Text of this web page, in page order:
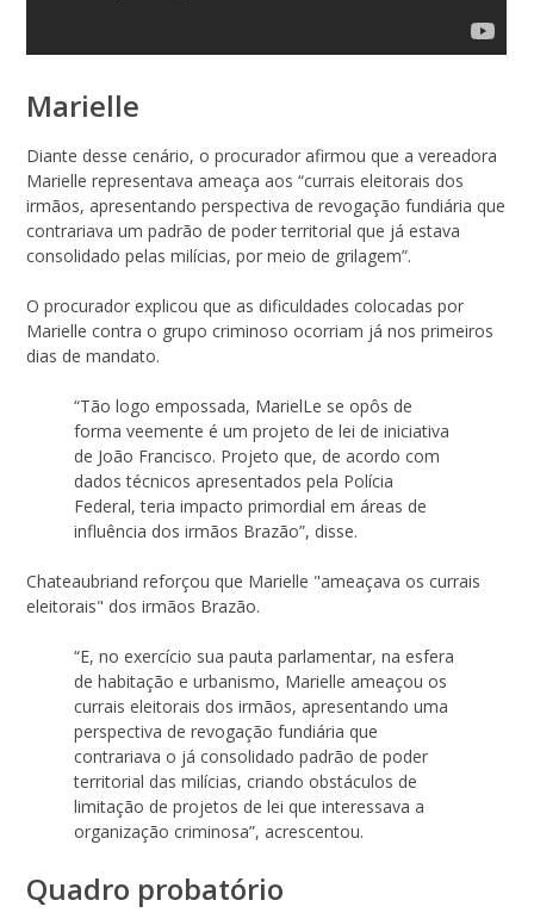
Marielle
Diante desse cenário, o procurador afirmou que a vereadora
Marielle representava ameaça aos “currais eleitorais dos
irmãos, apresentando perspectiva de revogação fundiária que
contrariava um padrão de poder territorial que já estava
consolidado pelas milícias, por meio de grilagem”.
O procurador explicou que as dificuldades colocadas por
Marielle contra o grupo criminoso ocorriam já nos primeiros
dias de mandato.
“Tão logo empossada, MarielLe se opôs de
forma veemente é um projeto de lei de iniciativa
de João Francisco. Projeto que, de acordo com
dados técnicos apresentados pela Polícia
Federal, teria impacto primordial em áreas de
influência dos irmãos Brazão”, disse.
Chateaubriand reforçou que Marielle "ameaçava os currais
eleitorais" dos irmãos Brazão.
“E, no exercício sua pauta parlamentar, na esfera
de habitação e urbanismo, Marielle ameaçou os
currais eleitorais dos irmãos, apresentando uma
perspectiva de revogação fundiária que
contrariava o já consolidado padrão de poder
territorial das milícias, criando obstáculos de
limitação de projetos de lei que interessava a
organização criminosa”, acrescentou.
Quadro probatório